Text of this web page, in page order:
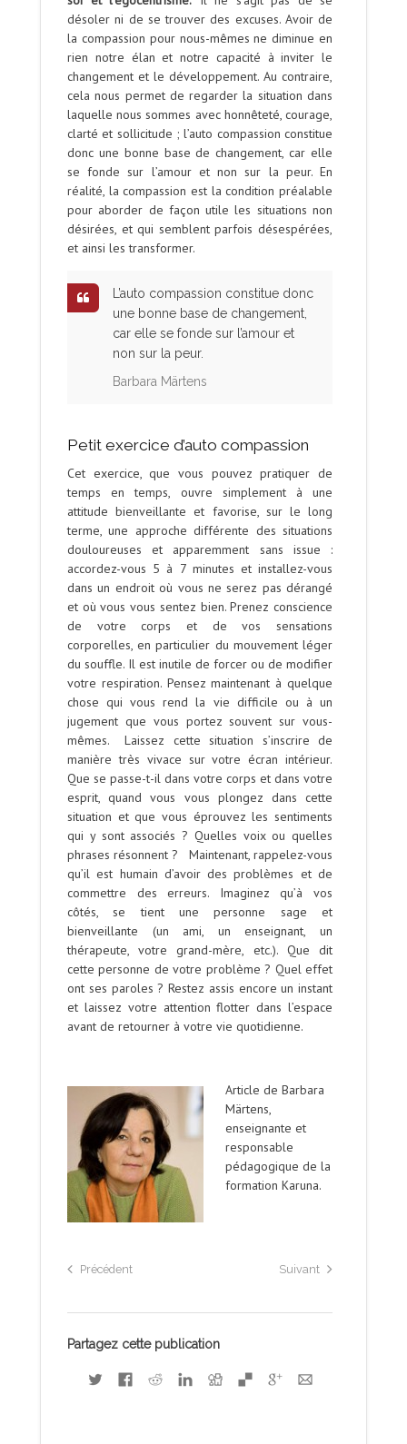
désoler ni de se trouver des excuses. Avoir de
la compassion pour nous-mêmes ne diminue en
rien notre élan et notre capacité à inviter le
changement et le développement. Au contraire,
cela nous permet de regarder la situation dans
laquelle nous sommes avec honnêteté, courage,
clarté et sollicitude ; l’auto compassion constitue
donc une bonne base de changement, car elle
se fonde sur l’amour et non sur la peur. En
réalité, la compassion est la condition préalable
pour aborder de façon utile les situations non
désirées, et qui semblent parfois désespérées,
et ainsi les transformer.
L’auto compassion constitue donc
une bonne base de changement,
car elle se fonde sur l’amour et
non sur la peur.
Barbara Märtens
Petit exercice d’auto compassion
Cet exercice, que vous pouvez pratiquer de
temps en temps, ouvre simplement à une
attitude bienveillante et favorise, sur le long
terme, une approche différente des situations
douloureuses et apparemment sans issue :
accordez-vous 5 à 7 minutes et installez-vous
dans un endroit où vous ne serez pas dérangé
et où vous vous sentez bien. Prenez conscience
de votre corps et de vos sensations
corporelles, en particulier du mouvement léger
du souffle. Il est inutile de forcer ou de modifier
votre respiration. Pensez maintenant à quelque
chose qui vous rend la vie difficile ou à un
jugement que vous portez souvent sur vous-
mêmes. Laissez cette situation s’inscrire de
manière très vivace sur votre écran intérieur.
Que se passe-t-il dans votre corps et dans votre
esprit, quand vous vous plongez dans cette
situation et que vous éprouvez les sentiments
qui y sont associés ? Quelles voix ou quelles
phrases résonnent ? Maintenant, rappelez-vous
qu’il est humain d’avoir des problèmes et de
commettre des erreurs. Imaginez qu’à vos
côtés, se tient une personne sage et
bienveillante (un ami, un enseignant, un
thérapeute, votre grand-mère, etc.). Que dit
cette personne de votre problème ? Quel effet
ont ses paroles ? Restez assis encore un instant
et laissez votre attention flotter dans l’espace
avant de retourner à votre vie quotidienne.
Article de Barbara
Märtens,
enseignante et
responsable
pédagogique de la
formation Karuna.
Précédent Suivant
Partagez cette publication